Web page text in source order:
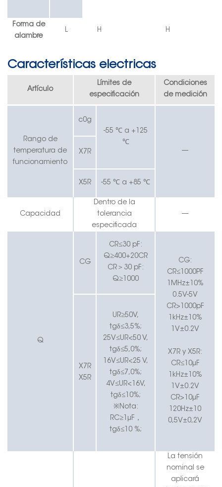
Forma de
alambre
L H H
Características electricas
Artículo
Límites de
especificación
Condiciones
de medición
Rango de
temperatura de
funcionamiento
c0g
-55 ℃ a +125
℃
—
X7R
X5R -55 ℃ a +85 ℃
Capacidad
Dentro de la
tolerancia
especificada
—
Q
CG
CR≤30 pF:
Q≥400+20CR
CR ＞ 30 pF:
Q≥1000
CG:
CR≤1000PF
1MHz±10%
0.5V-5V
CR>1000pF
1kHz±10%
1V±0.2V
X7R y X5R:
CR≤10μF
1kHz±10%
1V±0.2V
CR>10μF
120Hz±10
0,5V±0,2V
X7R
X5R
UR≥50V,
tgδ≤3,5%;
25V≤UR<50 V,
tgδ≤5,0%;
16V≤UR<25 V,
tgδ≤7,0%;
4V≤UR<16V,
tgδ≤10%;
※Nota:
RC≥1μF ，
tgδ≤10 %;
La tensión
nominal se
aplicará